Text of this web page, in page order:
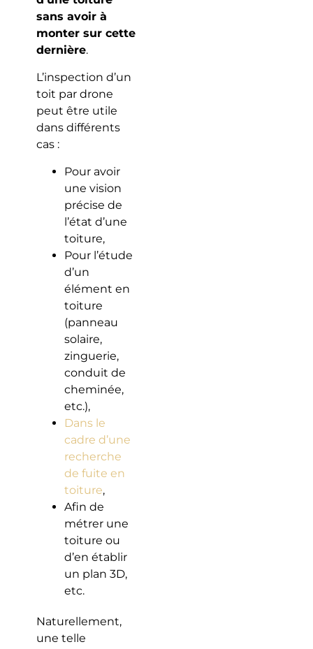
sans avoir à
monter sur cette
dernière.
L’inspection d’un
toit par drone
peut être utile
dans différents
cas :
Pour avoir
une vision
précise de
l’état d’une
toiture,
Pour l’étude
d’un
élément en
toiture
(panneau
solaire,
zinguerie,
conduit de
cheminée,
etc.),
Dans le
cadre d’une
recherche
de fuite en
toiture,
Afin de
métrer une
toiture ou
d’en établir
un plan 3D,
etc.
Naturellement,
une telle